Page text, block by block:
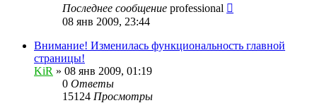
Последнее сообщение professional
08 янв 2009, 23:44
Внимание! Изменилась функциональность главной
страницы!
KiR » 08 янв 2009, 01:19
0 Ответы
15124 Просмотры